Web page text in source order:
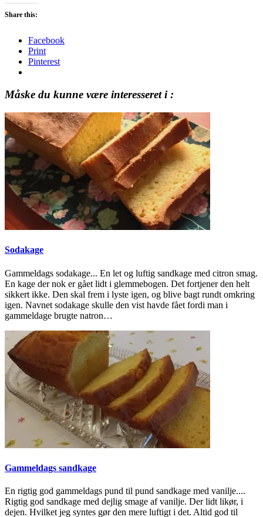
Share this:
Facebook
Print
Pinterest
Måske du kunne være interesseret i :
Sodakage
Gammeldags sodakage... En let og luftig sandkage med citron smag.
En kage der nok er gået lidt i glemmebogen. Det fortjener den helt
sikkert ikke. Den skal frem i lyste igen, og blive bagt rundt omkring
igen. Navnet sodakage skulle den vist havde fået fordi man i
gammeldage brugte natron…
Gammeldags sandkage
En rigtig god gammeldags pund til pund sandkage med vanilje....
Rigtig god sandkage med dejlig smage af vanilje. Der lidt likør, i
dejen. Hvilket jeg syntes gør den mere luftigt i det. Altid god til